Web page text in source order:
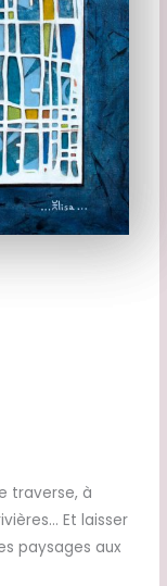
traverse, à
Et laisser
paysages aux